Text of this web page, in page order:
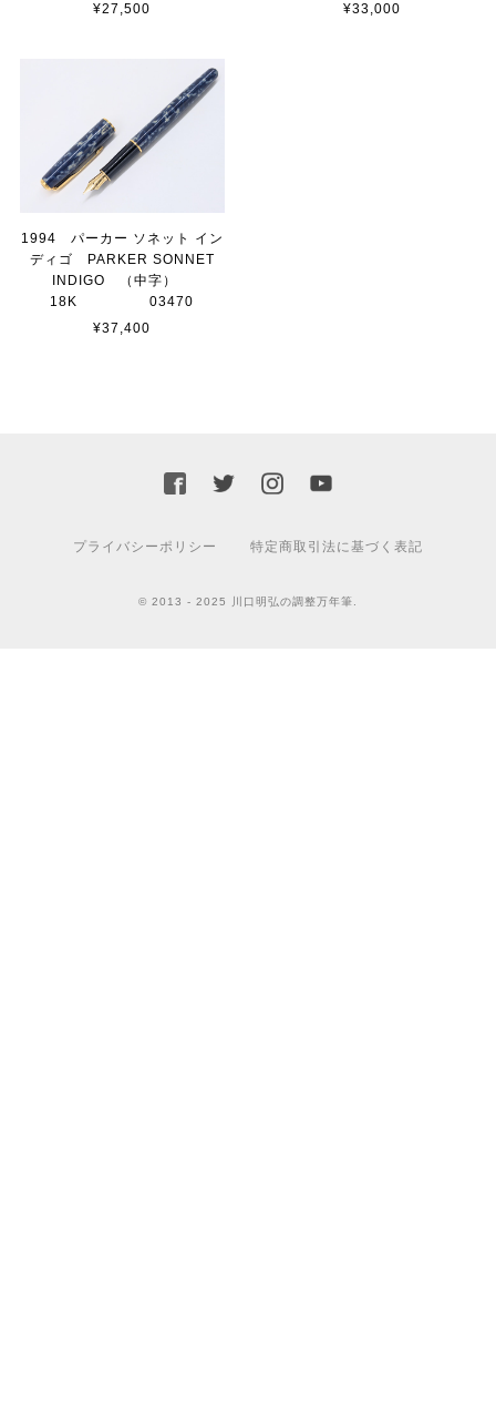
¥27,500
¥33,000
1994 パーカー ソネット イン
ディゴ PARKER SONNET
INDIGO （中字）
18K 03470
¥37,400
プライバシーポリシー 特定商取引法に基づく表記
© 2013 - 2025 川口明弘の調整万年筆.